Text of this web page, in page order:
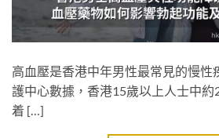
高血壓是香港中年男性最常見的慢性
護中心數據，香港15歲以上人士中約
着 […]